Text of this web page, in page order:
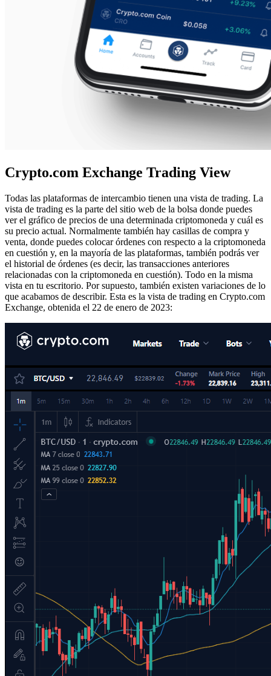
Crypto.com Exchange Trading View
Todas las plataformas de intercambio tienen una vista de trading. La
vista de trading es la parte del sitio web de la bolsa donde puedes
ver el gráfico de precios de una determinada criptomoneda y cuál es
su precio actual. Normalmente también hay casillas de compra y
venta, donde puedes colocar órdenes con respecto a la criptomoneda
en cuestión y, en la mayoría de las plataformas, también podrás ver
el historial de órdenes (es decir, las transacciones anteriores
relacionadas con la criptomoneda en cuestión). Todo en la misma
vista en tu escritorio. Por supuesto, también existen variaciones de lo
que acabamos de describir. Esta es la vista de trading en Crypto.com
Exchange, obtenida el 22 de enero de 2023: